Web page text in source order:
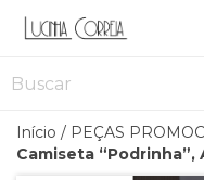
Início / PEÇAS
Camiseta “Podrinha”,